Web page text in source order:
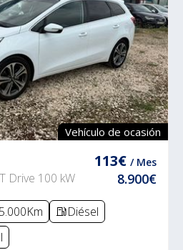
Vehículo de ocasión
Drive 100 kW
113€ / Mes
8.900€
Diésel